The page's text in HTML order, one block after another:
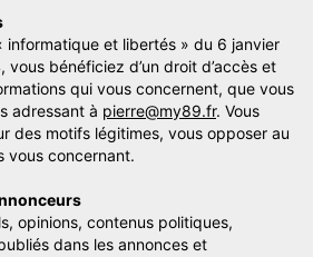
informatique et libertés » du 6 janvier
bénéficiez d’un droit d’accès et
qui vous concernent, que vous
adressant à pierre@my89.fr. Vous
des motifs légitimes, vous opposer au
vous concernant.
opinions, contenus politiques,
dans les annonces et